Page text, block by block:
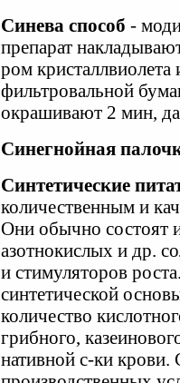
Синева способ -
препарат
ром
фильтровальной
окрашивают 2 мин,
Синегнойная
Синтетические
количественным и
Они обычно состоят
азотнокислых и др.
и стимуляторов
синтетической
количество
грибного,
нативной с-ки